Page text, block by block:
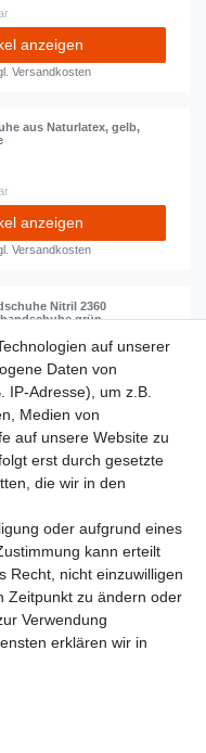
anzeigen
Versandkosten
aus Naturlatex, gelb,
anzeigen
Versandkosten
Nitril 2360
grün
anzeigen
3 Werktage
Versand
auf unserer
Daten von
IP-Adresse), um z.B.
Medien von
auf unsere Website zu
erst durch gesetzte
die wir in den
oder aufgrund eines
kann erteilt
Recht, nicht einzuwilligen
Zeitpunkt zu ändern oder
Verwendung
erklären wir in